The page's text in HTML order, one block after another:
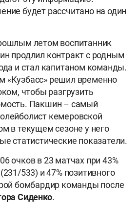
будет рассчитано на один
летом воспитанник
продлил контракт с родным
и стал капитаном команды.
решил временно
чтобы разгрузить
Пакшин – самый
кемеровской
в текущем сезоне у него
статистические показатели.
очков в 23 матчах при 43%
533) и 47% позитивного
бомбардир команды после
Сиденко.